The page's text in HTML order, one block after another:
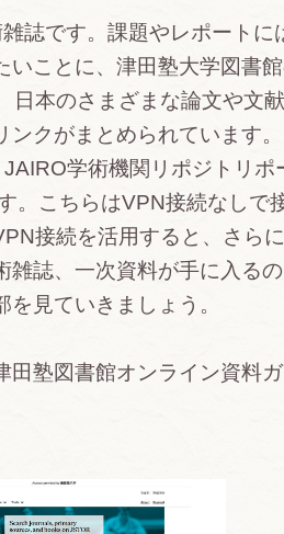
誌です。課題やレポートに
いことに、津田塾大学図書
日本のさまざまな論文や文
クがまとめられています。
学術機関リポジトリポ
。こちらはVPN接続なしで
接続を活用すると、さら
雑誌、一次資料が手に入る
見ていきましょう。
塾図書館オンライン資料